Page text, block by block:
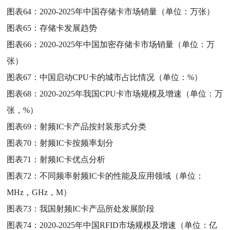
图表64： 2020-2025年中国存储卡市场销量（单位：万张）
图表65：存储卡发展趋势
图表66： 2020-2025年中国加密存储卡市场销量（单位：万
张）
图表67：中国启动CPU卡的城市占比情况（单位：%）
图表68： 2020-2025年我国CPU卡市场规模及增速（单位：万
张，%）
图表69： 射频IC卡产品按封装形式分类
图表70： 射频IC卡按频率划分
图表71： 射频IC卡优点分析
图表72：不同频率射频IC卡的性能及应用领域（单位：
MHz，GHz，M）
图表73：我国射频IC卡产品所处发展阶段
图表74： 2020-2025年中国RFID市场规模及增速（单位：亿